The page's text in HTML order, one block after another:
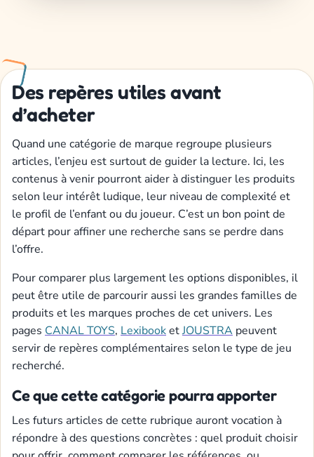
Des repères utiles avant
d’acheter
Quand une catégorie de marque regroupe plusieurs
articles, l’enjeu est surtout de guider la lecture. Ici, les
contenus à venir pourront aider à distinguer les produits
selon leur intérêt ludique, leur niveau de complexité et
le profil de l’enfant ou du joueur. C’est un bon point de
départ pour affiner une recherche sans se perdre dans
l’offre.
Pour comparer plus largement les options disponibles, il
peut être utile de parcourir aussi les grandes familles de
produits et les marques proches de cet univers. Les
pages CANAL TOYS, LexibooketJOUSTRA peuvent
servir de repères complémentaires selon le type de jeu
recherché.
Ce que cette catégorie pourra apporter
Les futurs articles de cette rubrique auront vocation à
répondre à des questions concrètes : quel produit choisir